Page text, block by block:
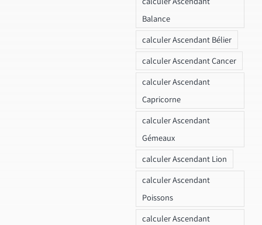
Balance
calculer Ascendant Bélier
calculer Ascendant Cancer
calculer Ascendant
Capricorne
calculer Ascendant
Gémeaux
calculer Ascendant Lion
calculer Ascendant
Poissons
calculer Ascendant